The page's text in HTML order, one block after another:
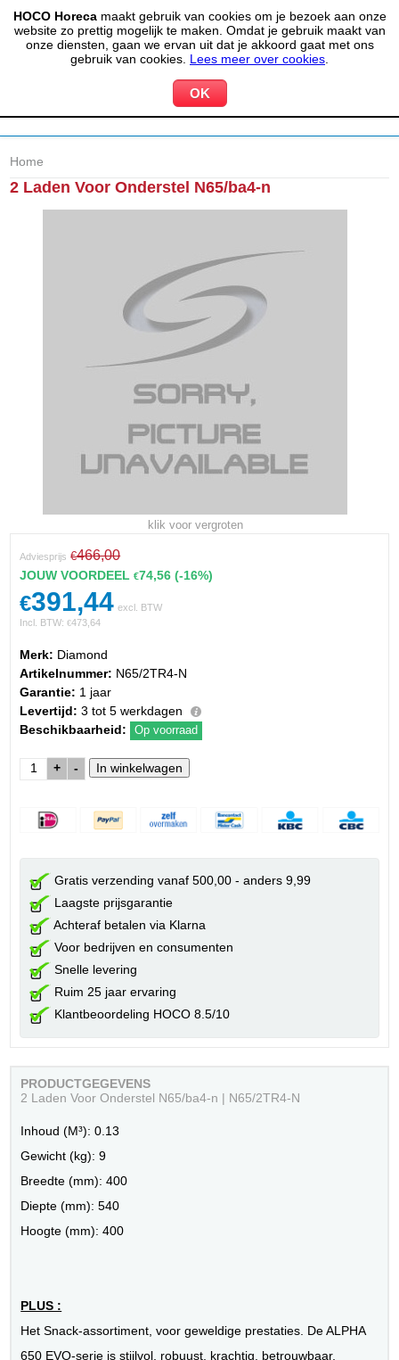
HOCO Horecamaakt gebruik van cookies om je bezoek aan onze
website zo prettig mogelijk te maken. Omdat je gebruik maakt van
onze diensten, gaan we ervan uit dat je akkoord gaat met ons
gebruik van cookies. Lees meer over cookies
(020) 497 6325 info@hocohoreca.nl
MIJN ACCOUNT 0 WINKELWAGEN
Home
2 Laden Voor Onderstel N65/ba4-n
klik voor vergroten
Adviesprijs €466,00
JOUW VOORDEEL€74,56 (-16%)
€391,44 excl. BTW
Incl. BTW:€473,64
Merk: Diamond
Artikelnummer: N65/2TR4-N
Garantie: 1 jaar
Levertijd: 3 tot 5 werkdagen
Beschikbaarheid:
Op voorraad
+ -
Gratis verzending vanaf 500,00 - anders 9,99
Laagste prijsgarantie
Achteraf betalen via Klarna
Voor bedrijven en consumenten
Snelle levering
Ruim 25 jaar ervaring
Klantbeoordeling HOCO 8.5/10
PRODUCTGEGEVENS
2 Laden Voor Onderstel N65/ba4-n | N65/2TR4-N
Inhoud (M³): 0.13
Gewicht (kg): 9
Breedte (mm): 400
Diepte (mm): 540
Hoogte (mm): 400
PLUS :
Het Snack-assortiment, voor geweldige prestaties. De ALPHA
650 EVO-serie is stijlvol, robuust, krachtig, betrouwbaar,